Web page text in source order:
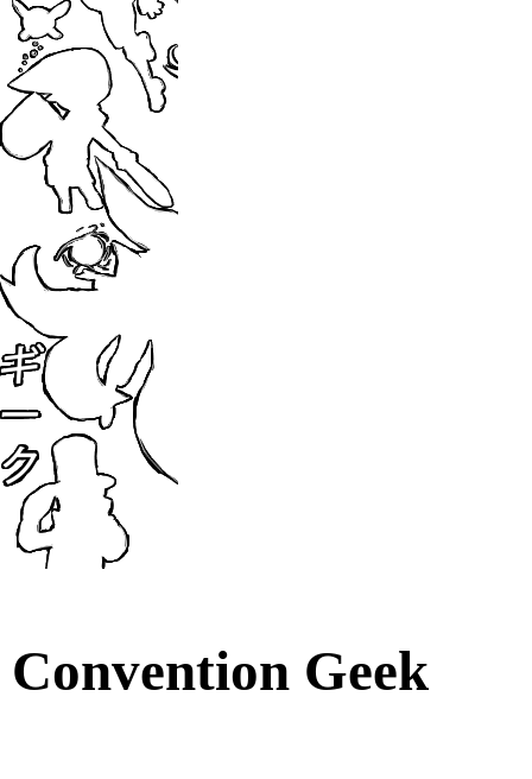
Convention Geek